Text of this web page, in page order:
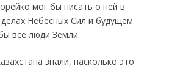
мог бы писать о ней в
Небесных Сил и будущем
все люди Земли.
знали, насколько это